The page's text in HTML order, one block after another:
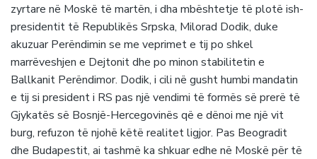
zyrtare në Moskë të martën, i dha mbështetje të plotë ish-
presidentit të Republikës Srpska, Milorad Dodik, duke
akuzuar Perëndimin se me veprimet e tij po shkel
marrëveshjen e Dejtonit dhe po minon stabilitetin e
Ballkanit Perëndimor. Dodik, i cili në gusht humbi mandatin
e tij si president i RS pas një vendimi të formës së prerë të
Gjykatës së Bosnjë-Hercegovinës që e dënoi me një vit
burg, refuzon të njohë këtë realitet ligjor. Pas Beogradit
dhe Budapestit, ai tashmë ka shkuar edhe në Moskë për të